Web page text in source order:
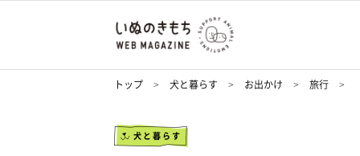
トップ 犬と暮らす お出かけ 旅行
犬と暮らす